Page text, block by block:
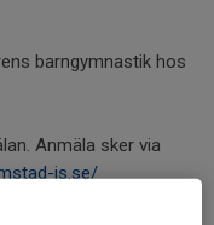
barngymnastik hos
Anmäla sker via
is.se/